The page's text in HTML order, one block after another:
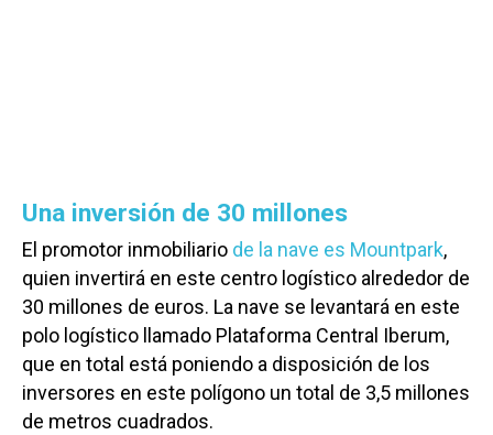
Una inversión de 30 millones
El promotor inmobiliario de la nave es Mountpark,
quien invertirá en este centro logístico alrededor de
30 millones de euros. La nave se levantará en este
polo logístico llamado Plataforma Central Iberum,
que en total está poniendo a disposición de los
inversores en este polígono un total de 3,5 millones
de metros cuadrados.